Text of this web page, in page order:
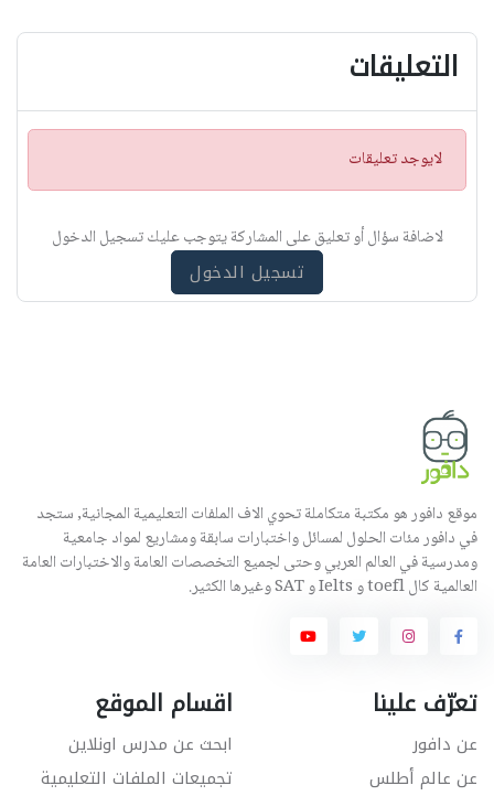
التعليقات
ت
ن
ي
لايوجد تعليقات
لاضافة سؤال أو تعليق على المشاركة يتوجب عليك تسجيل الدخول
تسجيل الدخول
موقع دافور هو مكتبة متكاملة تحوي الاف الملفات التعليمية المجانية, ستجد
في دافور مئات الحلول لمسائل واختبارات سابقة ومشاريع لمواد جامعية
ومدرسية في العالم العربي وحتى لجميع التخصصات العامة والاختبارات العامة
العالمية كال toefl و Ielts و SAT وغيرها الكثير.
تعرّف علينا
عن دافور
عن عالم أطلس
اقسام الموقع
ابحث عن مدرس اونلاين
تجميعات الملفات التعليمية